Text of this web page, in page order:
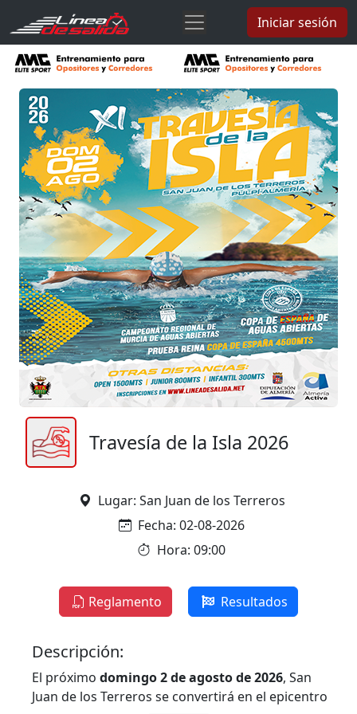
Iniciar sesión
Travesía de la Isla 2026
Lugar: San Juan de los Terreros
Fecha: 02-08-2026
Hora: 09:00
Reglamento Resultados
Descripción:
El próximo domingo 2 de agosto de 2026, San
Juan de los Terreros se convertirá en el epicentro